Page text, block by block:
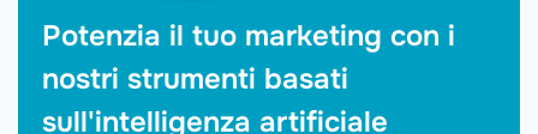
Potenzia il tuo marketing con i
nostri strumenti basati
sull'intelligenza artificiale